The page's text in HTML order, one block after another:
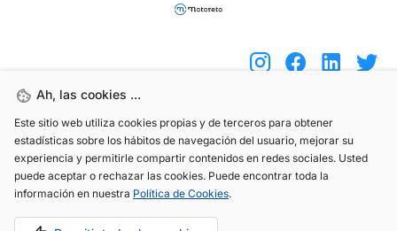
Ah, las cookies ...
Este sitio web utiliza cookies propias y de terceros para obtener
estadísticas sobre los hábitos de navegación del usuario, mejorar su
experiencia y permitirle compartir contenidos en redes sociales. Usted
puede aceptar o rechazar las cookies. Puede encontrar toda la
información en nuestra Política de Cookies.
(+34) 744 408 070
info@motoreto.com